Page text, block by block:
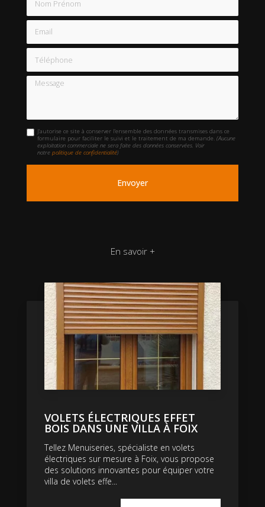
Email
Téléphone
Message
J'autorise ce site à conserver l'ensemble des données transmises dans ce
formulaire pour faciliter le suivi et le traitement de ma demande.(Aucune
exploitation commerciale ne sera faite des données conservées. Voir
notrepolitique de confidentialité)
En savoir +
VOLETS ÉLECTRIQUES EFFET
BOIS DANS UNE VILLA À FOIX
Tellez Menuiseries, spécialiste en volets
électriques sur mesure à Foix, vous propose
des solutions innovantes pour équiper votre
villa de volets effe...